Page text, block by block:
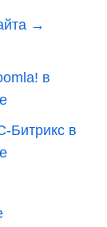
→
в
Битрикс в